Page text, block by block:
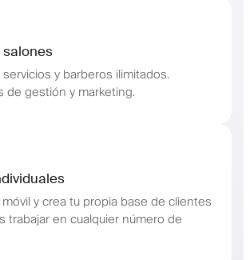
salones
y barberos ilimitados.
de gestión y marketing.
y crea tu propia base de clientes
trabajar en cualquier número de